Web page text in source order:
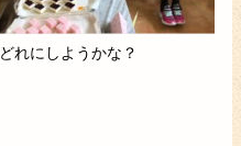
どれにしようかな？